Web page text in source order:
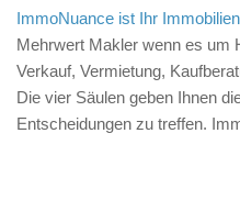
ImmoNuance ist Ihr
Mehrwert Makler wenn es um
Verkauf, Vermietung,
Die vier Säulen geben Ihnen
Entscheidungen zu treffen.